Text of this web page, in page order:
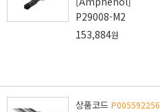
P29008-M2
153,884원
상품코드 P005592256